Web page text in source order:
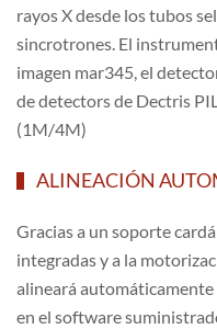
rayos X desde los tubos
sincrotrones. El
imagen mar345, el
de detectors de Dectris
(1M/4M)
ALINEACIÓN
Gracias a un soporte
integradas y a la
alineará
en el software